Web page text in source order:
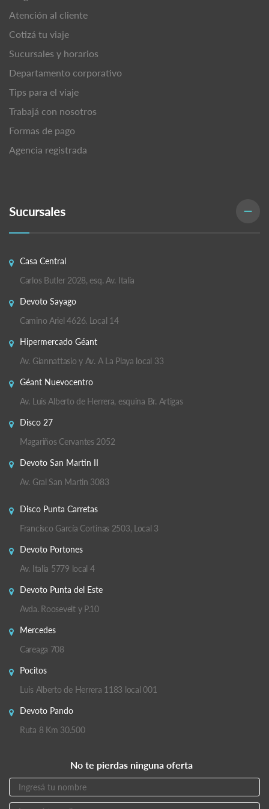
Atención al cliente
Cotizá tu viaje
Sucursales y horarios
Departamento corporativo
Tips para el viaje
Trabajá con nosotros
Formas de pago
Agencia registrada
Sucursales
Casa Central
Carlos Butler 2028, esq. Av. Italia
Devoto Sayago
Camino Ariel 4626. Local 14
Hipermercado Géant
Av. Giannattasio y Av. A La Playa local 33
Géant Nuevocentro
Av. Luis Alberto de Herrera, esquina Br. Artigas
Disco 27
Magariños Cervantes 2052
Devoto San Martin II
Av. Gral San Martin 3083
Disco Punta Carretas
Francisco García Cortinas 2503, Local 3
Devoto Portones
Av. Italia 5779 local 4
Devoto Punta del Este
Avda. Roosevelt y P.10
Mercedes
Careaga 708
Pocitos
Luis Alberto de Herrera 1183 local 001
Devoto Pando
Ruta 8 Km 30.500
No te pierdas ninguna oferta